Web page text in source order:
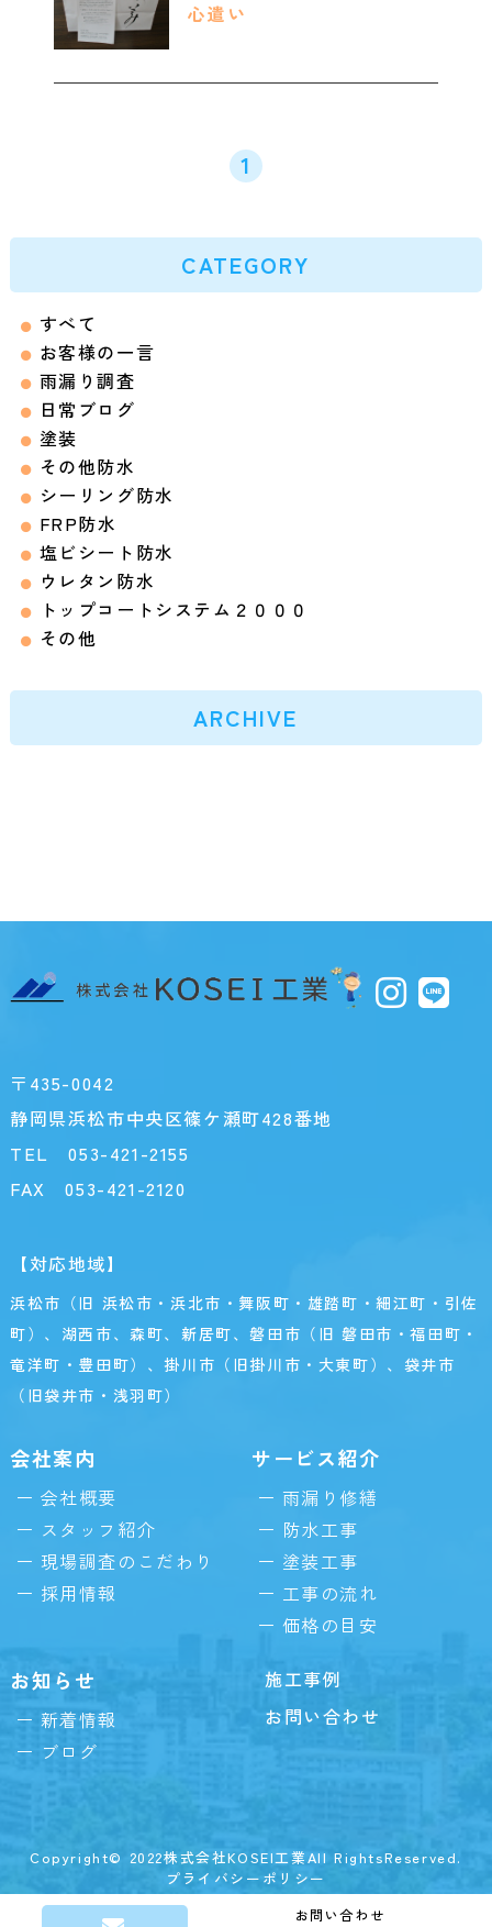
お問い合わせ
心遣い
1
CATEGORY
すべて
お客様の一言
雨漏り調査
日常ブログ
塗装
その他防水
シーリング防水
FRP防水
塩ビシート防水
ウレタン防水
トップコートシステム２０００
その他
ARCHIVE
〒435-0042
静岡県浜松市中央区篠ケ瀬町428番地
TEL053-421-2155
FAX 053-421-2120
【対応地域】
浜松市（旧 浜松市・浜北市・舞阪町・雄踏町・細江町・引佐
町）、湖西市、森町、新居町、磐田市（旧 磐田市・福田町・
竜洋町・豊田町）、掛川市（旧掛川市・大東町）、袋井市
（旧袋井市・浅羽町）
会社案内
会社概要
スタッフ紹介
現場調査のこだわり
採用情報
サービス紹介
雨漏り修繕
防水工事
塗装工事
工事の流れ
価格の目安
お知らせ
新着情報
ブログ
施工事例
お問い合わせ
Copyright© 2022株式会社KOSEI工業All RightsReserved.
プライバシーポリシー